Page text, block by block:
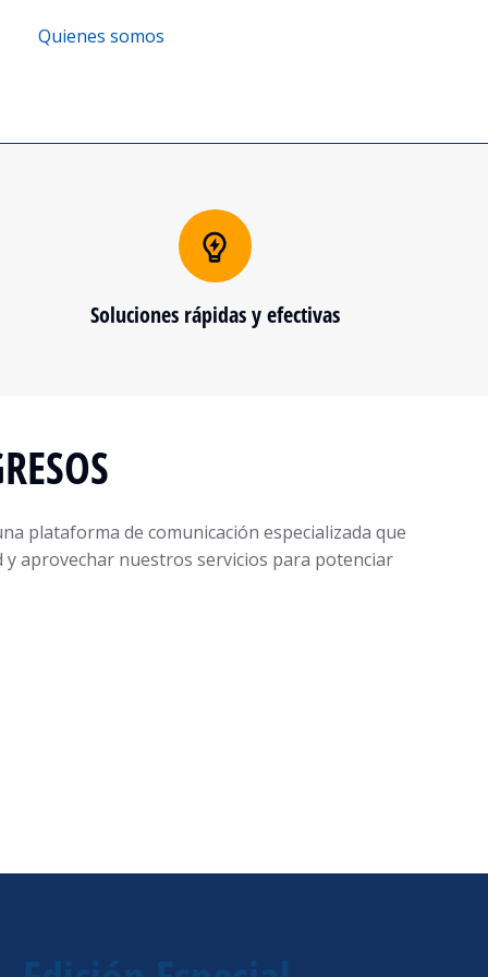
Quienes somos
Soluciones rápidas y efectivas
plataforma de comunicación especializada que
aprovechar nuestros servicios para potenciar